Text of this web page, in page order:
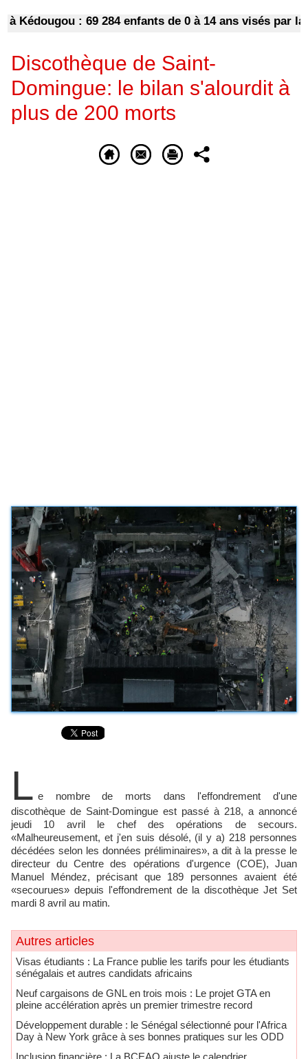
: 69 284 enfants de 0 à 14 ans visés par la
Discothèque de Saint-
Domingue: le bilan s'alourdit à
plus de 200 morts
L e nombre de morts dans l'effondrement d'une
discothèque de Saint-Domingue est passé à 218, a annoncé
jeudi 10 avril le chef des opérations de secours.
«Malheureusement, et j'en suis désolé, (il y a) 218 personnes
décédées selon les données préliminaires», a dit à la presse le
directeur du Centre des opérations d'urgence (COE), Juan
Manuel Méndez, précisant que 189 personnes avaient été
«secourues» depuis l'effondrement de la discothèque Jet Set
mardi 8 avril au matin.
Autres articles
​Visas étudiants : La France publie les tarifs pour les étudiants
sénégalais et autres candidats africains
Neuf cargaisons de GNL en trois mois : Le projet GTA en
pleine accélération après un premier trimestre record
Développement durable : le Sénégal sélectionné pour l'Africa
Day à New York grâce à ses bonnes pratiques sur les ODD
​Inclusion financière : La BCEAO ajuste le calendrier